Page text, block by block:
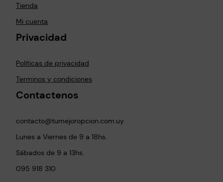
Tienda
Mi cuenta
Privacidad
Políticas de privacidad
Terminos y condiciones
Contactenos
contacto@tumejoropcion.com.uy
Lunes a Viernes de 9 a 18hs.
Sábados de 9 a 13hs.
095 918 310